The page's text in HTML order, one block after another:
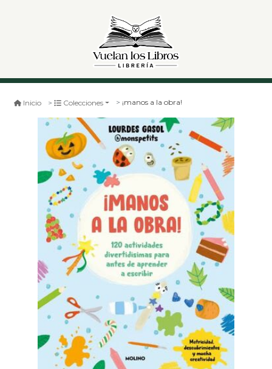
Inicio Colecciones ¡manos a la obra!